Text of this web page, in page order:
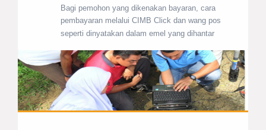
Bagi pemohon yang dikenakan bayaran, cara
pembayaran melalui CIMB Click dan wang pos
seperti dinyatakan dalam emel yang dihantar